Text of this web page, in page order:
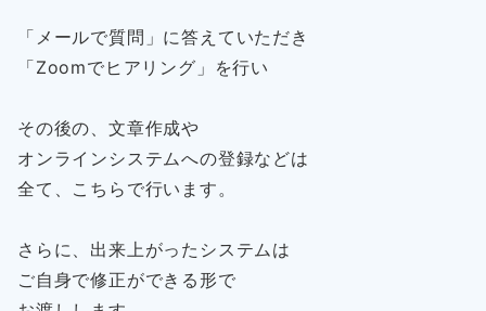
「メールで質問」に答えていただき
「Zoomでヒアリング」を行い
その後の、文章作成や
オンラインシステムへの登録などは
全て、こちらで行います。
さらに、出来上がったシステムは
ご自身で修正ができる形で